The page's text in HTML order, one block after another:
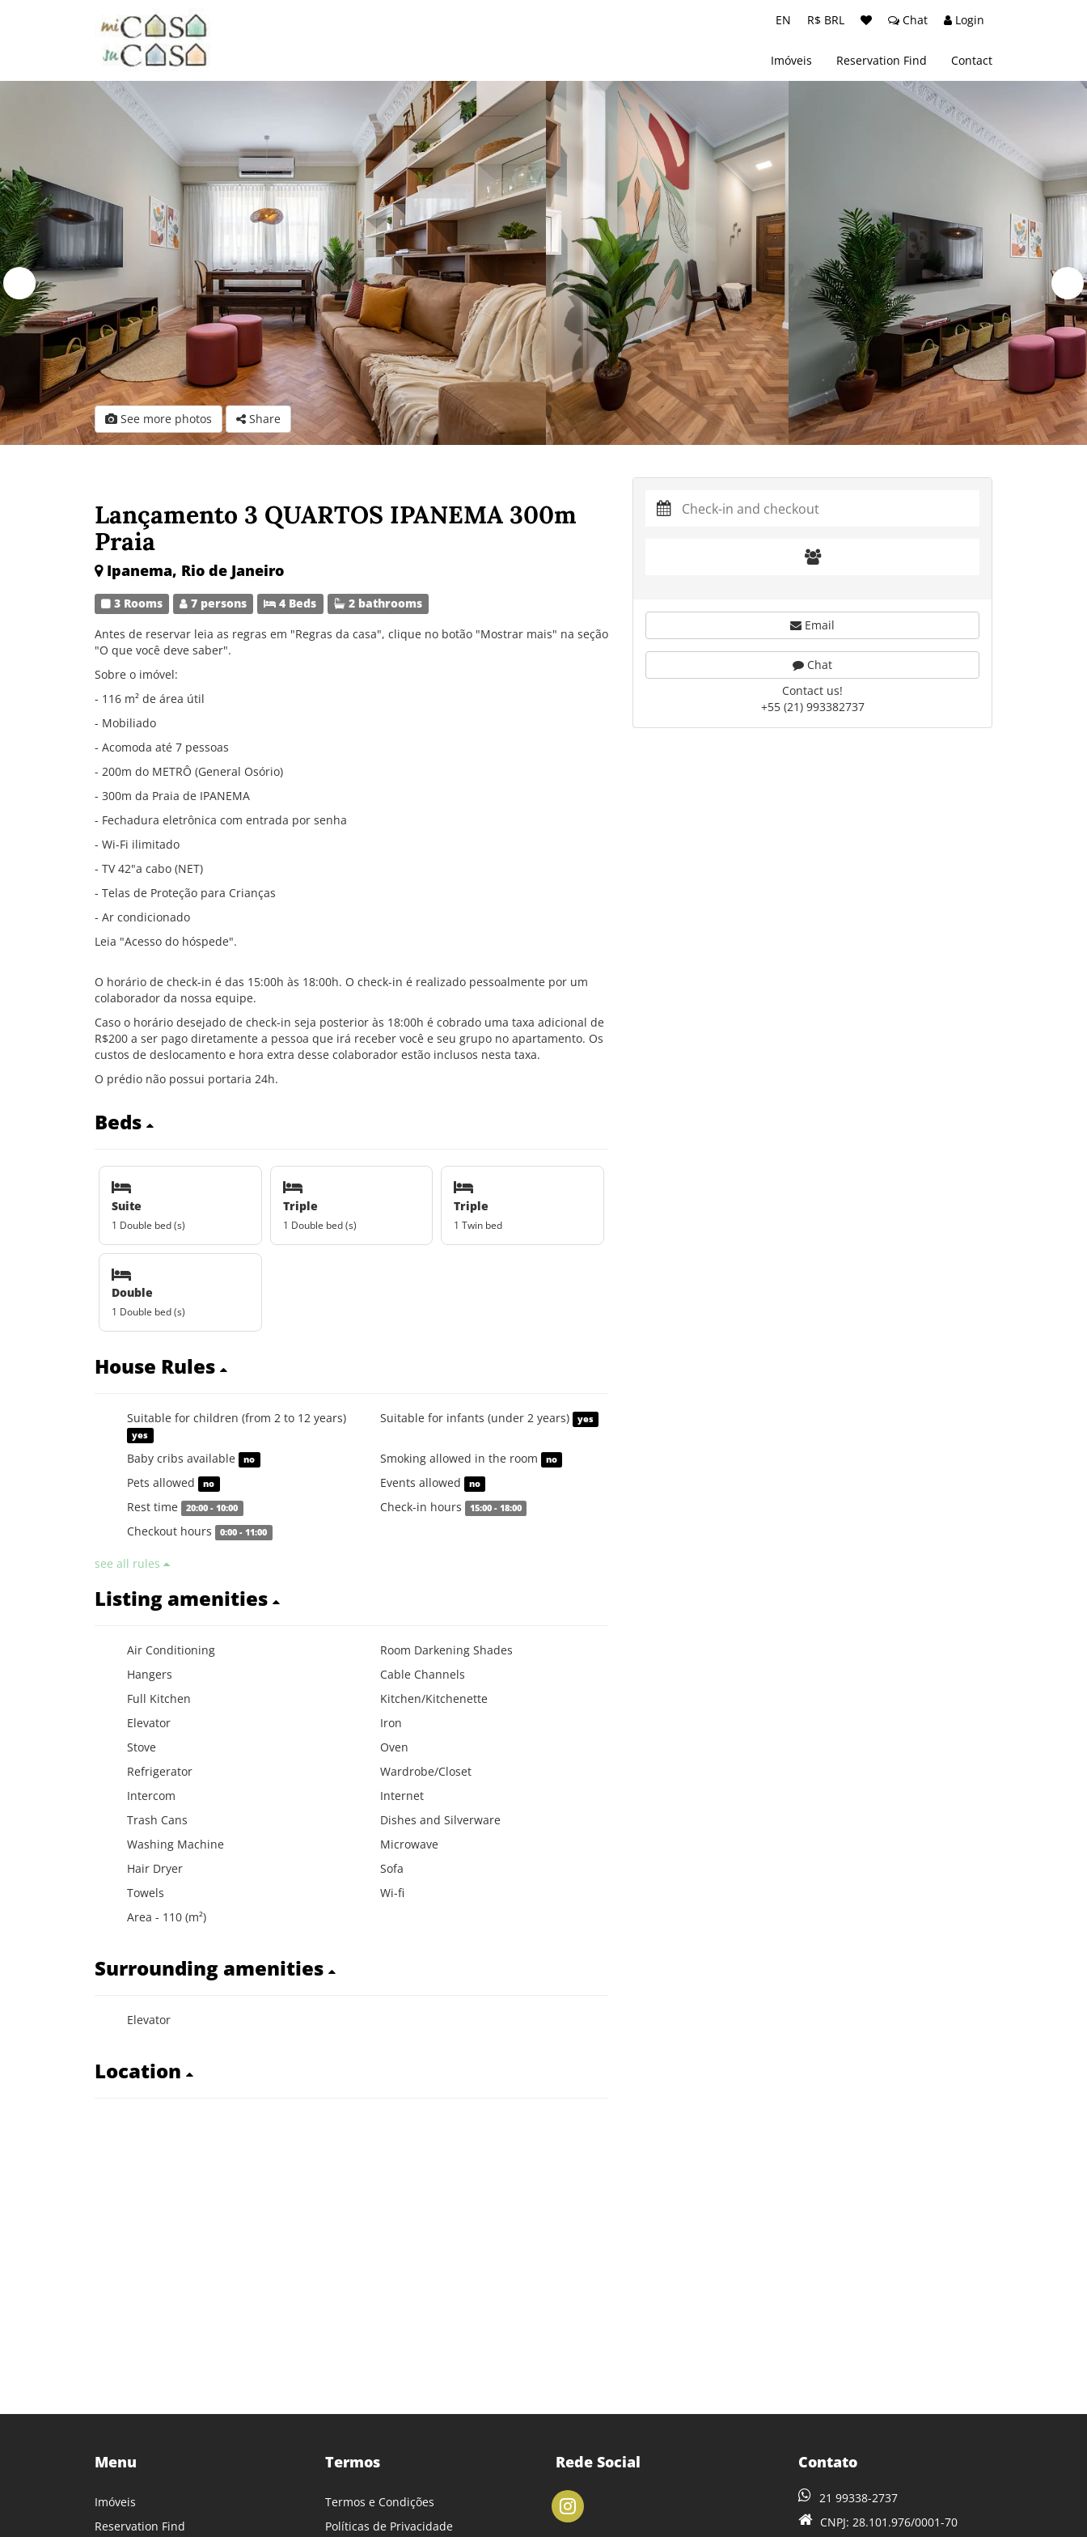
EN R$ BRL Chat Login
Imóveis Reservation Find Contact
See more photos Share
Lançamento 3 QUARTOS IPANEMA 300m
Praia
Ipanema, Rio de Janeiro
3 Rooms 7 persons 4 Beds 2 bathrooms
Antes de reservar leia as regras em "Regras da casa", clique no botão "Mostrar mais" na seção
"O que você deve saber".
Sobre o imóvel:
- 116 m² de área útil
- Mobiliado
- Acomoda até 7 pessoas
- 200m do METRÔ (General Osório)
- 300m da Praia de IPANEMA
- Fechadura eletrônica com entrada por senha
- Wi-Fi ilimitado
- TV 42"a cabo (NET)
- Telas de Proteção para Crianças
- Ar condicionado
Leia "Acesso do hóspede".
O horário de check-in é das 15:00h às 18:00h. O check-in é realizado pessoalmente por um
colaborador da nossa equipe.
Caso o horário desejado de check-in seja posterior às 18:00h é cobrado uma taxa adicional de
R$200 a ser pago diretamente a pessoa que irá receber você e seu grupo no apartamento. Os
custos de deslocamento e hora extra desse colaborador estão inclusos nesta taxa.
O prédio não possui portaria 24h.
Beds
Suite
1 Double bed (s)
Triple
1 Double bed (s)
Triple
1 Twin bed
Double
1 Double bed (s)
House Rules
Suitable for children (from 2 to 12 years)
yes
Suitable for infants (under 2 years) yes
Baby cribs available no Smoking allowed in the room no
Pets allowed no Events allowed no
Rest time 20:00 - 10:00 Check-in hours 15:00 - 18:00
Checkout hours 0:00 - 11:00
see all rules
Listing amenities
Air Conditioning
Room Darkening Shades
Hangers
Cable Channels
Full Kitchen
Kitchen/Kitchenette
Elevator
Iron
Stove
Oven
Refrigerator
Wardrobe/Closet
Intercom
Internet
Trash Cans
Dishes and Silverware
Washing Machine
Microwave
Hair Dryer
Sofa
Towels
Wi-fi
Area - 110 (m²)
Surrounding amenities
Elevator
Location
Email
Chat
Contact us!
+55 (21) 993382737
Menu
Imóveis
Reservation Find
Termos
Termos e Condições
Políticas de Privacidade
Rede Social Contato
21 99338-2737
CNPJ: 28.101.976/0001-70